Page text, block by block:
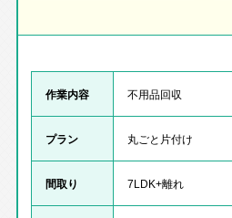
作業内容 不用品回収
プラン 丸ごと片付け
間取り 7LDK+離れ